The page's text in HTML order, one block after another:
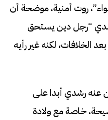
روت أمنية، موضحة أن
رشدي “رجل دين يستحق
الخلافات، لكنه غير رأيه
عنه رشدي أبدا على
خاصة مع ولادة